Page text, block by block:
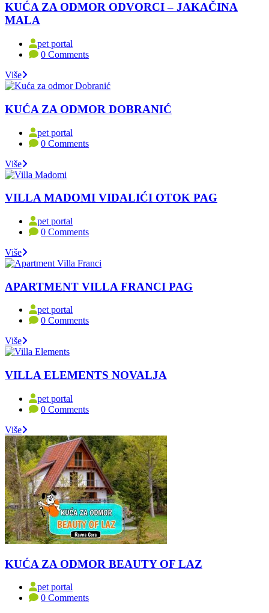
KUĆA ZA ODMOR ODVORCI – JAKAČINA
MALA
pet portal
0 Comments
Više
KUĆA ZA ODMOR DOBRANIĆ
pet portal
0 Comments
Više
VILLA MADOMI VIDALIĆI OTOK PAG
pet portal
0 Comments
Više
APARTMENT VILLA FRANCI PAG
pet portal
0 Comments
Više
VILLA ELEMENTS NOVALJA
pet portal
0 Comments
Više
KUĆA ZA ODMOR BEAUTY OF LAZ
pet portal
0 Comments